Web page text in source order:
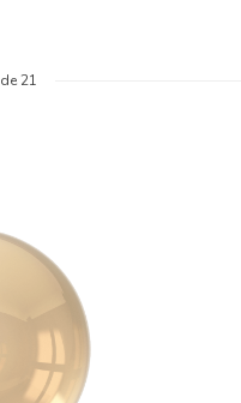
de 21